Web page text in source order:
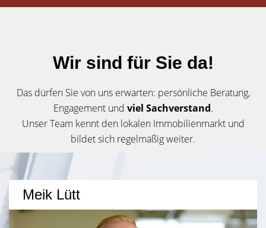
Wir sind für Sie da!
Das dürfen Sie von uns erwarten: persönliche Beratung,
Engagement und viel Sachverstand.
Unser Team kennt den lokalen Immobilienmarkt und
bildet sich regelmäßig weiter.
Meik Lütt